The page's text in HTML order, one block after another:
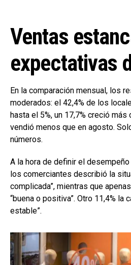
Ventas
expectativas
En la comparación mensual, los
moderados: el 42,4% de los
hasta el 5%, un 17,7% creció más
vendió menos que en agosto.
números.
A la hora de definir el
los comerciantes describió la
complicada”, mientras que
“buena o positiva”. Otro 11,4% la
estable”.